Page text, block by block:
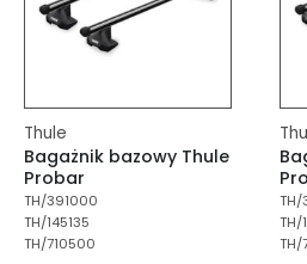
Thule
Bagażnik bazowy Thule
Probar
TH/391000
TH/145135
TH/710500
TH/
TH/
TH/